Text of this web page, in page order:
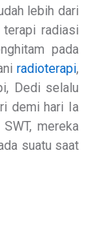
lebih dari
terapi radiasi
pada
radioterapi,
Dedi selalu
demi hari Ia
mereka
suatu saat